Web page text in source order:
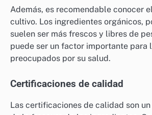
El origen de los ingredientes influye
calidad. Los productos locales suelen
ya que tienen menos tiempo de
almacenamiento. Por ejemplo, frutas
cultivadas en la región pueden llegar
pueden tardar días o semanas.
Además, es recomendable conocer